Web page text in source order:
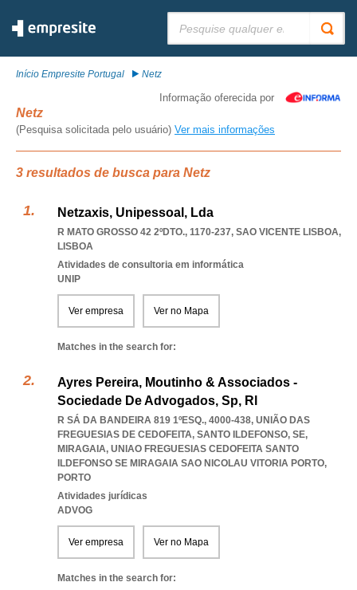
Início Empresite Portugal Netz
Informação oferecida por
Netz
(Pesquisa solicitada pelo usuário) Ver mais informações
3 resultados de busca para Netz
Netzaxis, Unipessoal, Lda
R MATO GROSSO 42 2ºDTO., 1170-237, SAO VICENTE LISBOA,
LISBOA
Atividades de consultoria em informática
UNIP
Ver empresa Ver no Mapa
Matches in the search for:
Ayres Pereira, Moutinho & Associados -
Sociedade De Advogados, Sp, Rl
R SÁ DA BANDEIRA 819 1ºESQ., 4000-438, UNIÃO DAS
FREGUESIAS DE CEDOFEITA, SANTO ILDEFONSO, SE,
MIRAGAIA, UNIAO FREGUESIAS CEDOFEITA SANTO
ILDEFONSO SE MIRAGAIA SAO NICOLAU VITORIA PORTO,
PORTO
Atividades jurídicas
ADVOG
Ver empresa Ver no Mapa
Matches in the search for: